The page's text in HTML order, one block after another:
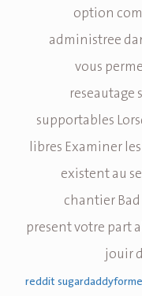
option
administree
vous
supportables
libres Examiner
existent au
chantier
present votre part
jouir
reddit sugardaddyforme